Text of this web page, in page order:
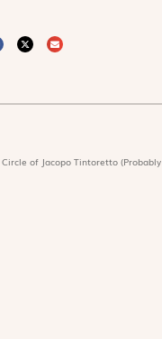
Circle of Jacopo Tintoretto